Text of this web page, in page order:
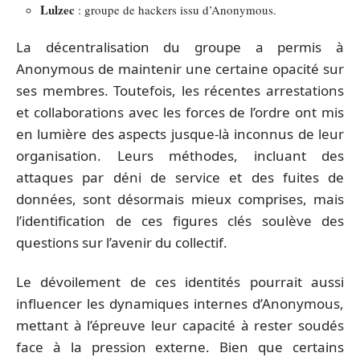
Lulzec : groupe de hackers issu d’Anonymous.
La décentralisation du groupe a permis à
Anonymous de maintenir une certaine opacité sur
ses membres. Toutefois, les récentes arrestations
et collaborations avec les forces de l’ordre ont mis
en lumière des aspects jusque-là inconnus de leur
organisation. Leurs méthodes, incluant des
attaques par déni de service et des fuites de
données, sont désormais mieux comprises, mais
l’identification de ces figures clés soulève des
questions sur l’avenir du collectif.
Le dévoilement de ces identités pourrait aussi
influencer les dynamiques internes d’Anonymous,
mettant à l’épreuve leur capacité à rester soudés
face à la pression externe. Bien que certains